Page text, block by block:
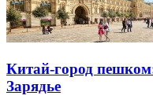
Китай-город
Зарядье